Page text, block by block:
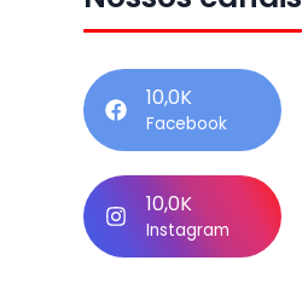
10,0K
Facebook
10,0K
Instagram